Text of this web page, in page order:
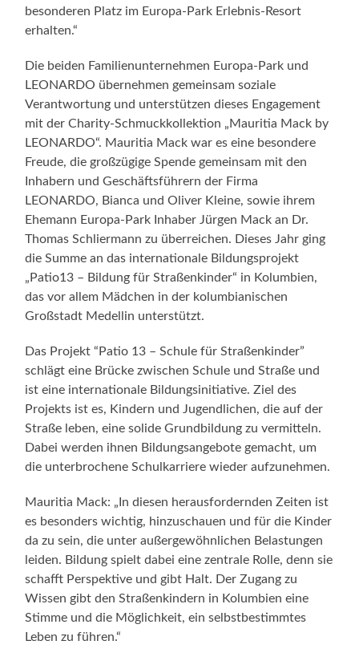
besonderen Platz im Europa-Park Erlebnis-Resort
erhalten.“
Die beiden Familienunternehmen Europa-Park und
LEONARDO übernehmen gemeinsam soziale
Verantwortung und unterstützen dieses Engagement
mit der Charity-Schmuckkollektion „Mauritia Mack by
LEONARDO“. Mauritia Mack war es eine besondere
Freude, die großzügige Spende gemeinsam mit den
Inhabern und Geschäftsführern der Firma
LEONARDO, Bianca und Oliver Kleine, sowie ihrem
Ehemann Europa-Park Inhaber Jürgen Mack an Dr.
Thomas Schliermann zu überreichen. Dieses Jahr ging
die Summe an das internationale Bildungsprojekt
„Patio13 – Bildung für Straßenkinder“ in Kolumbien,
das vor allem Mädchen in der kolumbianischen
Großstadt Medellin unterstützt.
Das Projekt “Patio 13 – Schule für Straßenkinder”
schlägt eine Brücke zwischen Schule und Straße und
ist eine internationale Bildungsinitiative. Ziel des
Projekts ist es, Kindern und Jugendlichen, die auf der
Straße leben, eine solide Grundbildung zu vermitteln.
Dabei werden ihnen Bildungsangebote gemacht, um
die unterbrochene Schulkarriere wieder aufzunehmen.
Mauritia Mack: „In diesen herausfordernden Zeiten ist
es besonders wichtig, hinzuschauen und für die Kinder
da zu sein, die unter außergewöhnlichen Belastungen
leiden. Bildung spielt dabei eine zentrale Rolle, denn sie
schafft Perspektive und gibt Halt. Der Zugang zu
Wissen gibt den Straßenkindern in Kolumbien eine
Stimme und die Möglichkeit, ein selbstbestimmtes
Leben zu führen.“